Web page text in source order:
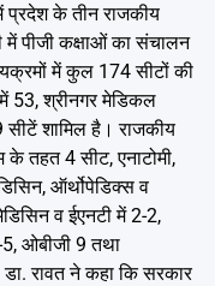
में प्रदेश के तीन राजकीय
में पीजी कक्षाओं का संचालन
में कुल 174 सीटों की
53, श्रीनगर मेडिकल
शामिल है। राजकीय
तहत 4 सीट, एनाटोमी,
ऑर्थोपेडिक्स व
व ईएनटी में 2-2,
5, ओबीजी 9 तथा
रावत ने कहा कि सरकार